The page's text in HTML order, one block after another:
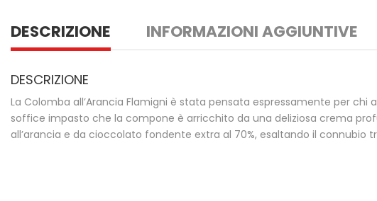
DESCRIZIONE INFORMAZIONI AGGIUNTIVE
DESCRIZIONE
La Colomba all’Arancia Flamigni è stata pensata espressamente per
soffice impasto che la compone è arricchito da una deliziosa crema
all’arancia e da cioccolato fondente extra al 70%, esaltando il